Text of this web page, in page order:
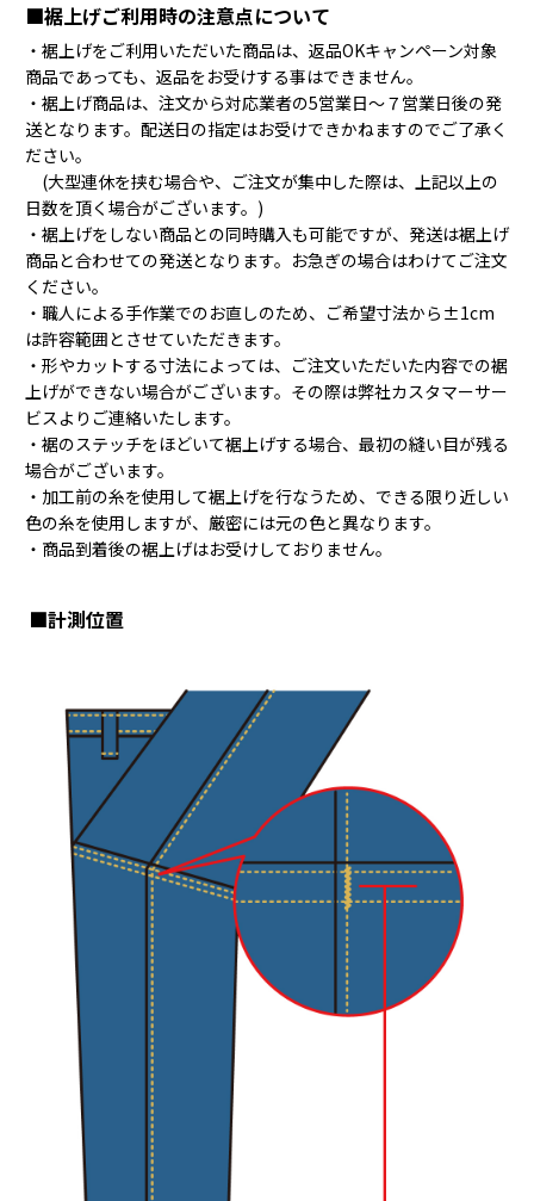
■裾上げご利用時の注意点について
・裾上げをご利用いただいた商品は、返品OKキャンペーン対象
商品であっても、返品をお受けする事はできません。
・裾上げ商品は、注文から対応業者の5営業日～７営業日後の発
送となります。配送日の指定はお受けできかねますのでご了承く
ださい。
(大型連休を挟む場合や、ご注文が集中した際は、上記以上の
日数を頂く場合がございます。)
・裾上げをしない商品との同時購入も可能ですが、発送は裾上げ
商品と合わせての発送となります。お急ぎの場合はわけてご注文
ください。
・職人による手作業でのお直しのため、ご希望寸法から±1cm
は許容範囲とさせていただきます。
・形やカットする寸法によっては、ご注文いただいた内容での裾
上げができない場合がございます。その際は弊社カスタマーサー
ビスよりご連絡いたします。
・裾のステッチをほどいて裾上げする場合、最初の縫い目が残る
場合がございます。
・加工前の糸を使用して裾上げを行なうため、できる限り近しい
色の糸を使用しますが、厳密には元の色と異なります。
・商品到着後の裾上げはお受けしておりません。
■計測位置